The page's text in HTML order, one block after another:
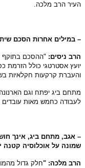
הרב מלכה.
במילים אחרות הסכם
ניסים:"ההסכם בתוקף
אסטרטגי כולל הזרמת
קרקעות חקלאיות
ביג יפתח וגם הארנונה
כחמש מאות עובדים
אגב, מתחם ביג, אינך חושש
על אוכלוסיה קטנה
מלכה: "חלק גדול